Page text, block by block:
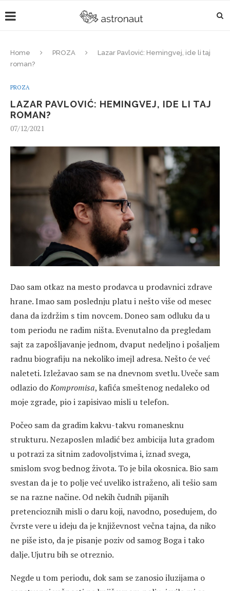
Home PROZA
Lazar Pavlović: Hemingvej, ide li taj
roman?
PROZA
LAZAR PAVLOVIĆ: HEMINGVEJ, IDE LI TAJ
ROMAN?
07/12/2021
Dao sam otkaz na mesto prodavca u prodavnici zdrave
hrane. Imao sam poslednju platu i nešto više od mesec
dana da izdržim s tim novcem. Doneo sam odluku da u
tom periodu ne radim ništa. Evenutalno da pregledam
sajt za zapošljavanje jednom, dvaput nedeljno i pošaljem
radnu biografiju na nekoliko imejl adresa. Nešto će već
naleteti. Izležavao sam se na dnevnom svetlu. Uveče sam
odlazio doKompromisa, kafića smeštenog nedaleko od
moje zgrade, pio i zapisivao misli u telefon.
Počeo sam da gradim kakvu-takvu romanesknu
strukturu. Nezaposlen mladić bez ambicija luta gradom
u potrazi za sitnim zadovoljstvima i, iznad svega,
smislom svog bednog života. To je bila okosnica. Bio sam
svestan da je to polje već uveliko istraženo, ali tešio sam
se na razne načine. Od nekih čudnih pijanih
pretencioznih misli o daru koji, navodno, posedujem, do
čvrste vere u ideju da je književnost večna tajna, da niko
ne piše isto, da je pisanje poziv od samog Boga i tako
dalje. Ujutru bih se otreznio.
Negde u tom periodu, dok sam se zanosio iluzijama o